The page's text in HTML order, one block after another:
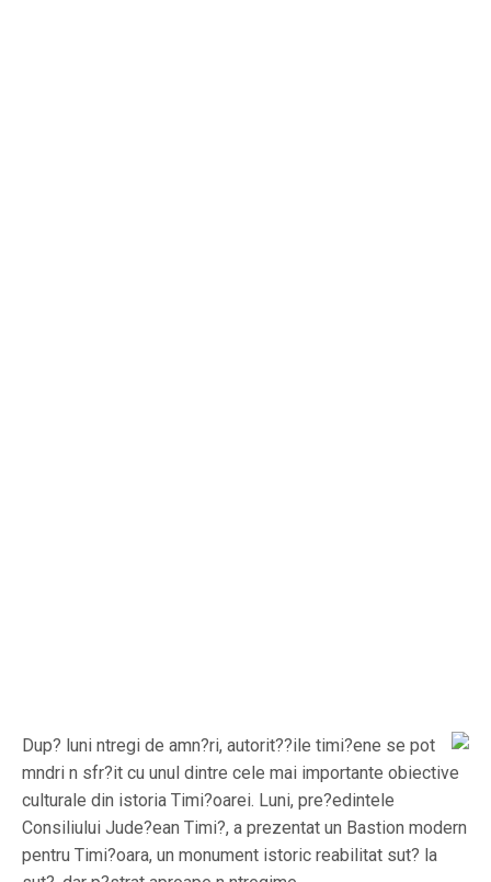
Dup? luni ntregi de amn?ri, autorit??ile timi?ene se pot
mndri n sfr?it cu unul dintre cele mai importante obiective
culturale din istoria Timi?oarei. Luni, pre?edintele
Consiliului Jude?ean Timi?, a prezentat un Bastion modern
pentru Timi?oara, un monument istoric reabilitat sut? la